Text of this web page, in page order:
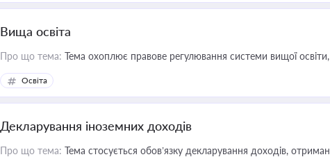
Вища освіта
Про що тема: Тема охоплює правове регулювання системи вищої освіти,
Освіта
Декларування іноземних доходів
Про що тема: Тема стосується обов’язку декларування доходів,